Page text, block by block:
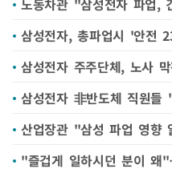
노동차관 "삼성전자 파업,